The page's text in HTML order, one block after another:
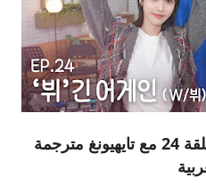
برنامج IU’S PALETTE حلقة 24 مع تايهيونغ مترجمة